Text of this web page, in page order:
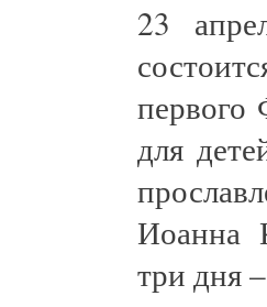
23
первого
для
Иоанна
три дня